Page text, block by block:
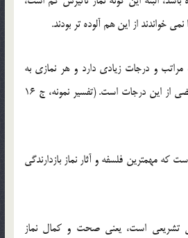
خواندند از این هم آلوده تر بودند.
و درجات زیادی دارد و هر نمازی به
نسبت رعایت شرایط دارای بعضی از این درجات است. (تفسیر نمونه، ج 16
که مهمترین فلسفه و آثار نماز بازدارندگی
تشریعی است، یعنی صحت و كمال نماز